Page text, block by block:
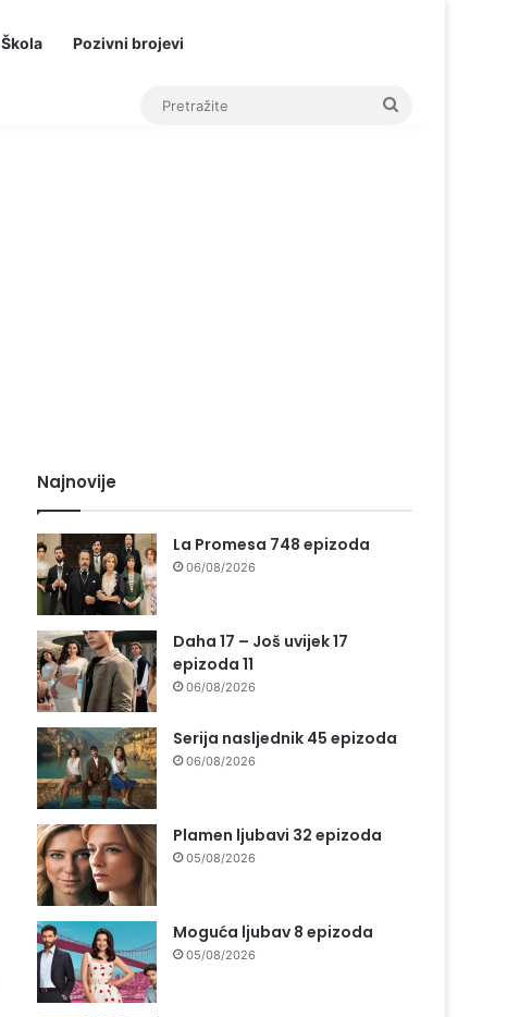
Škola Pozivni brojevi
Najnovije
La Promesa 748 epizoda
06/08/2026
Daha 17 – Još uvijek 17
epizoda 11
06/08/2026
Serija nasljednik 45 epizoda
06/08/2026
Plamen ljubavi 32 epizoda
05/08/2026
Moguća ljubav 8 epizoda
05/08/2026